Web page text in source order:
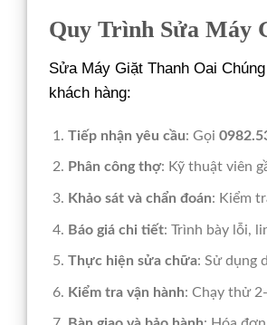
Quy Trình Sửa Máy
Sửa Máy Giặt Thanh Oai
khách hàng:
Tiếp nhận yêu cầu: Gọi
Phân công thợ: Kỹ thuật viên
Khảo sát và chẩn đoán: Kiểm
Báo giá chi tiết: Trình bày lỗi,
Thực hiện sửa chữa: Sử dụng
Kiểm tra vận hành: Chạy thử